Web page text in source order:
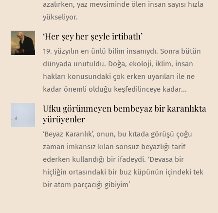
azalırken, yaz mevsiminde ölen insan sayısı hızla
yükseliyor.
‘Her şey her şeyle irtibatlı’
19. yüzyılın en ünlü bilim insanıydı. Sonra bütün
dünyada unutuldu. Doğa, ekoloji, iklim, insan
hakları konusundaki çok erken uyarıları ile ne
kadar önemli olduğu keşfedilinceye kadar...
Ufku görünmeyen bembeyaz bir karanlıkta
yürüyenler
‘Beyaz Karanlık’, onun, bu kıtada görüşü çoğu
zaman imkansız kılan sonsuz beyazlığı tarif
ederken kullandığı bir ifadeydi. ‘Devasa bir
hiçliğin ortasındaki bir buz küpünün içindeki tek
bir atom parçacığı gibiyim’